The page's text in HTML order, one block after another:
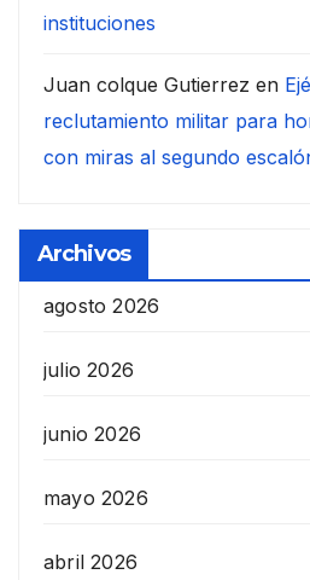
instituciones
Juan colque Gutierrez en
reclutamiento militar para
con miras al segundo
Archivos
agosto 2026
julio 2026
junio 2026
mayo 2026
abril 2026